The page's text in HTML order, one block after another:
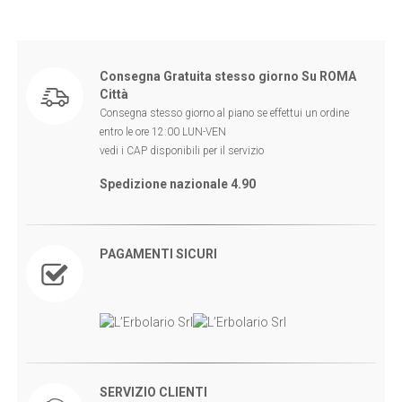
Consegna Gratuita stesso giorno Su ROMA
Città
Consegna stesso giorno al piano se effettui un ordine
entro le ore 12:00 LUN-VEN
vedi i CAP disponibili per il servizio
Spedizione nazionale 4.90
PAGAMENTI SICURI
SERVIZIO CLIENTI